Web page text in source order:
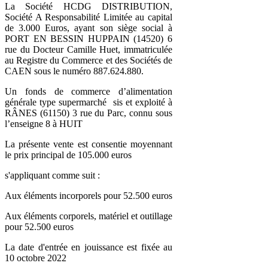
La Société HCDG DISTRIBUTION,
Société A Responsabilité Limitée au capital
de 3.000 Euros, ayant son siège social à
PORT EN BESSIN HUPPAIN (14520) 6
rue du Docteur Camille Huet, immatriculée
au Registre du Commerce et des Sociétés de
CAEN sous le numéro 887.624.880.
Un fonds de commerce d’alimentation
générale type supermarché sis et exploité à
RÂNES (61150) 3 rue du Parc, connu sous
l’enseigne 8 à HUIT
La présente vente est consentie moyennant
le prix principal de 105.000 euros
s'appliquant comme suit :
Aux éléments incorporels pour 52.500 euros
Aux éléments corporels, matériel et outillage
pour 52.500 euros
La date d'entrée en jouissance est fixée au
10 octobre 2022